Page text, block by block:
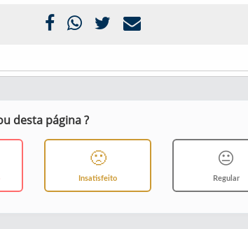
desta página ?
🙁
Insatisfeito
😐
Regular